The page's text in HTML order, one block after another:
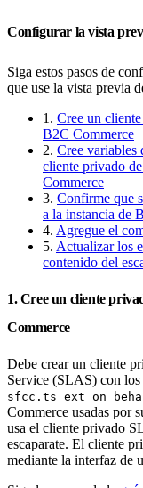
Configurar la vista
Siga estos pasos de
que use la vista previa
1. Cree un
B2C Commerce
2. Cree variables
cliente privado
Commerce
3. Confirme que
a la instancia de
4. Agregue el
5. Actualizar los
contenido del
1. Cree un cliente
Commerce
Debe crear un cliente
Service (SLAS) con los
Commerce usadas por
usa el cliente privado
escaparate. El cliente
mediante la interfaz de